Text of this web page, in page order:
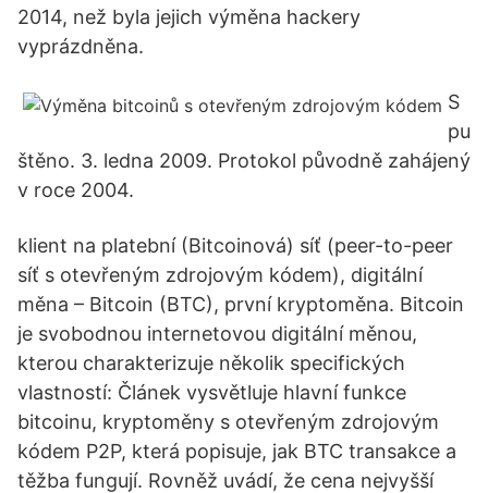
2014, než byla jejich výměna hackery
vyprázdněna.
S
pu
štěno. 3. ledna 2009. Protokol původně zahájený
v roce 2004.
klient na platební (Bitcoinová) síť (peer-to-peer
síť s otevřeným zdrojovým kódem), digitální
měna – Bitcoin (BTC), první kryptoměna. Bitcoin
je svobodnou internetovou digitální měnou,
kterou charakterizuje několik specifických
vlastností: Článek vysvětluje hlavní funkce
bitcoinu, kryptoměny s otevřeným zdrojovým
kódem P2P, která popisuje, jak BTC transakce a
těžba fungují. Rovněž uvádí, že cena nejvyšší